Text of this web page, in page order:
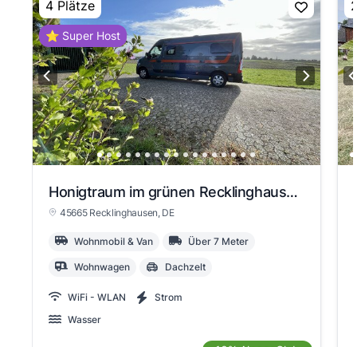
4 Plätze
⭐ Super Host
Honigtraum im grünen Recklinghausen
45665 Recklinghausen, DE
Wohnmobil & Van Über 7 Meter
Wohnwagen Dachzelt
WiFi - WLAN
Strom
Wasser